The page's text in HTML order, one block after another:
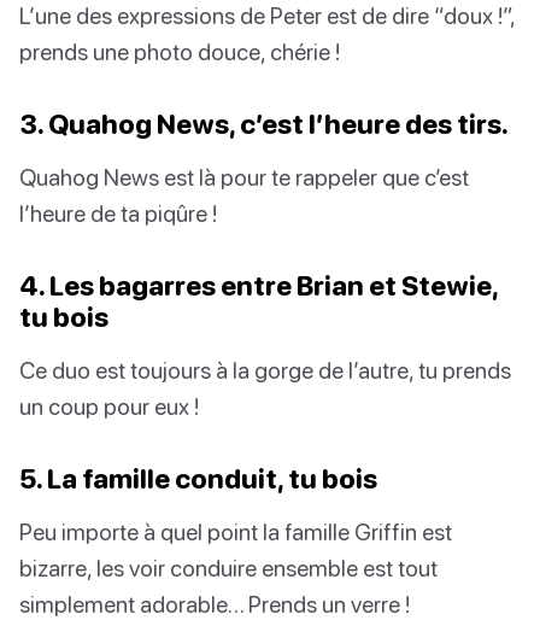
L’une des expressions de Peter est de dire “doux !”,
prends une photo douce, chérie !
3. Quahog News, c’est l’heure des tirs.
Quahog News est là pour te rappeler que c’est
l’heure de ta piqûre !
4. Les bagarres entre Brian et Stewie,
tu bois
Ce duo est toujours à la gorge de l’autre, tu prends
un coup pour eux !
5. La famille conduit, tu bois
Peu importe à quel point la famille Griffin est
bizarre, les voir conduire ensemble est tout
simplement adorable… Prends un verre !